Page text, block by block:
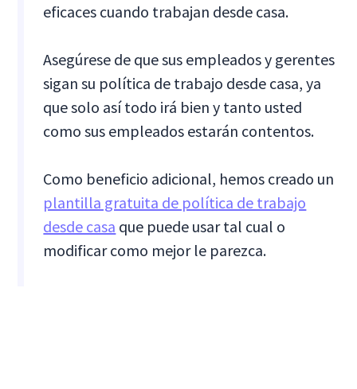
eficaces cuando trabajan desde casa.
Asegúrese de que sus empleados y gerentes
sigan su política de trabajo desde casa, ya
que solo así todo irá bien y tanto usted
como sus empleados estarán contentos.
Como beneficio adicional, hemos creado un
plantilla gratuita de política de trabajo
desde casa que puede usar tal cual o
modificar como mejor le parezca.